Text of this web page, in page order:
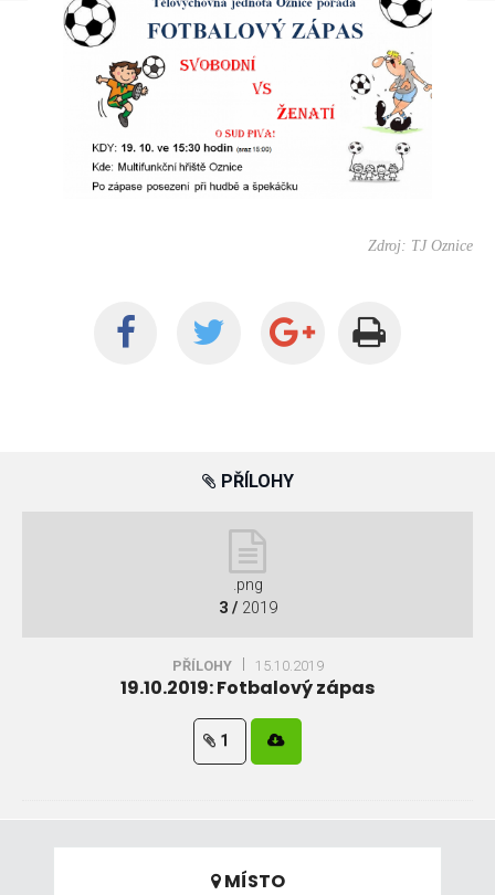
Zdroj: TJ Oznice
PŘÍLOHY
.png
3 / 2019
PŘÍLOHY 15.10.2019
19.10.2019: Fotbalový zápas
1
MÍSTO